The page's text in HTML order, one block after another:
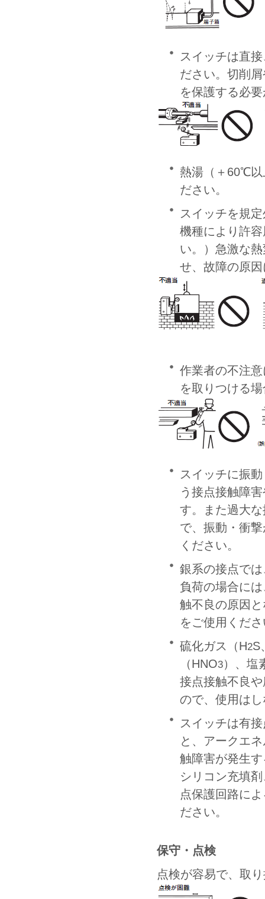
スイッチは直
ださい。切削
を保護する必
熱湯（＋60℃以
ださい。
スイッチを規
機種により許
い。）急激な
せ、故障の原
作業者の不注
を取りつける
スイッチに振
う接点接触障
す。また過大
で、振動・衝
ください。
銀系の接点で
負荷の場合に
触不良の原因
をご使用くだ
硫化ガス（H2S
（HNO3）、塩
接点接触不良
ので、使用は
スイッチは有
と、アークエ
触障害が発生
シリコン充填
点保護回路に
ださい。
保守・点検
点検が容易で、取